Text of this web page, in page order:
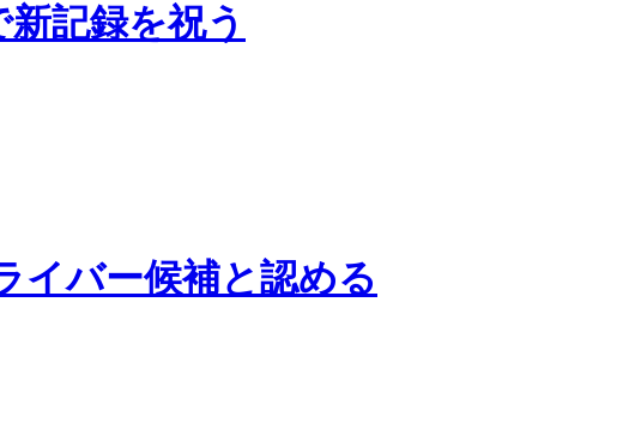
記録を祝う
イバー候補と認める